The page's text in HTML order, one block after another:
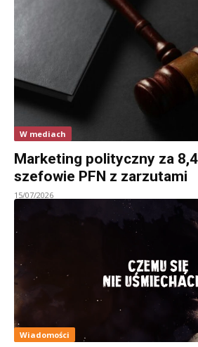
W mediach
Marketing polityczny za 8,4
szefowie PFN z zarzutami
15/07/2026
Wiadomości